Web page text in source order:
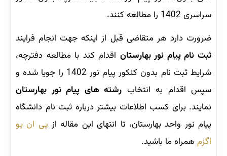
سراسری 1402 را مطالعه کنند.
ضرورت دارد هر متقاضی قبل از اینکه جهت انجام فرایند
ثبت نام پیام نور بهارستان اقدام کند با مطالعه دفترچه،
شرایط ثبت نام بدون کنکور پیام نور 1402 را جویا شده و
سپس اقدام به انتخاب رشته های پیام نور بهارستان
نمایند. برای کسب اطلاعات بیشتر درباره ثبت نام دانشگاه
پیام نور واحد بهارستان، تا انتهای این مقاله از پی ان یو
اگزم همراه ما باشید.